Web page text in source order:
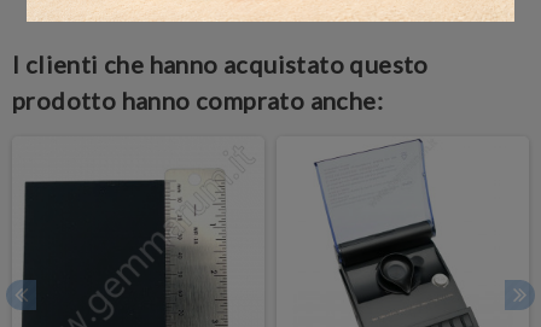
I clienti che hanno acquistato questo
prodotto hanno comprato anche: